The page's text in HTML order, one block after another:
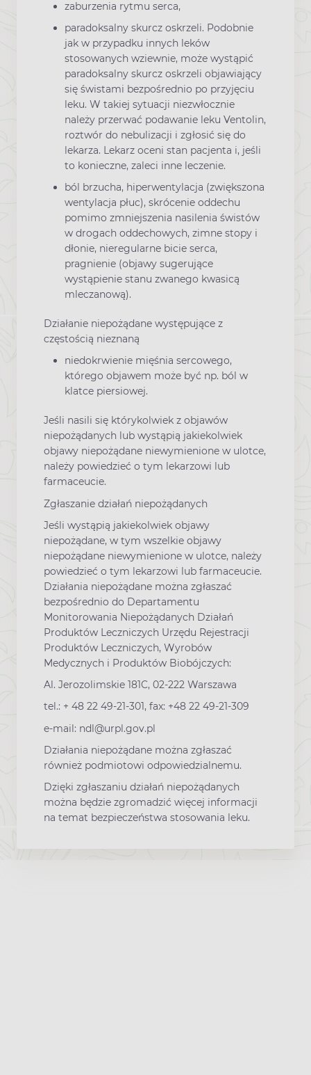
zaburzenia rytmu serca,
paradoksalny skurcz oskrzeli. Podobnie
jak w przypadku innych leków
stosowanych wziewnie, może wystąpić
paradoksalny skurcz oskrzeli objawiający
się świstami bezpośrednio po przyjęciu
leku. W takiej sytuacji niezwłocznie
należy przerwać podawanie leku Ventolin,
roztwór do nebulizacji i zgłosić się do
lekarza. Lekarz oceni stan pacjenta i, jeśli
to konieczne, zaleci inne leczenie.
ból brzucha, hiperwentylacja (zwiększona
wentylacja płuc), skrócenie oddechu
pomimo zmniejszenia nasilenia świstów
w drogach oddechowych, zimne stopy i
dłonie, nieregularne bicie serca,
pragnienie (objawy sugerujące
wystąpienie stanu zwanego kwasicą
mleczanową).
Działanie niepożądane występujące z
częstością nieznaną
niedokrwienie mięśnia sercowego,
którego objawem może być np. ból w
klatce piersiowej.
Jeśli nasili się którykolwiek z objawów
niepożądanych lub wystąpią jakiekolwiek
objawy niepożądane niewymienione w ulotce,
należy powiedzieć o tym lekarzowi lub
farmaceucie.
Zgłaszanie działań niepożądanych
Jeśli wystąpią jakiekolwiek objawy
niepożądane, w tym wszelkie objawy
niepożądane niewymienione w ulotce, należy
powiedzieć o tym lekarzowi lub farmaceucie.
Działania niepożądane można zgłaszać
bezpośrednio do Departamentu
Monitorowania Niepożądanych Działań
Produktów Leczniczych Urzędu Rejestracji
Produktów Leczniczych, Wyrobów
Medycznych i Produktów Biobójczych:
Al. Jerozolimskie 181C, 02-222 Warszawa
tel.: + 48 22 49-21-301, fax: +48 22 49-21-309
e-mail: ndl@urpl.gov.pl
Działania niepożądane można zgłaszać
również podmiotowi odpowiedzialnemu.
Dzięki zgłaszaniu działań niepożądanych
można będzie zgromadzić więcej informacji
na temat bezpieczeństwa stosowania leku.